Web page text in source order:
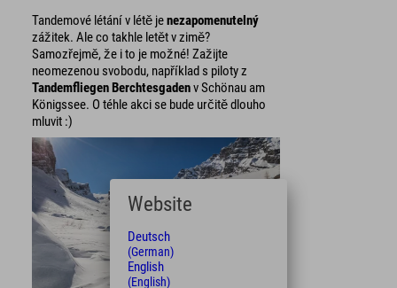
Tandemové létání v létě jenezapomenutelný
zážitek. Ale co takhle letět v zimě?
Samozřejmě, že i to je možné! Zažijte
neomezenou svobodu, například s piloty z
Tandemfliegen Berchtesgadenv Schönau am
Königssee. O téhle akci se bude určitě dlouho
mluvit :)
Website
Deutsch
(German)
English
(English)